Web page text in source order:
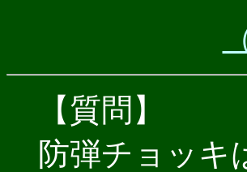
【質問】
防弾チョッキ